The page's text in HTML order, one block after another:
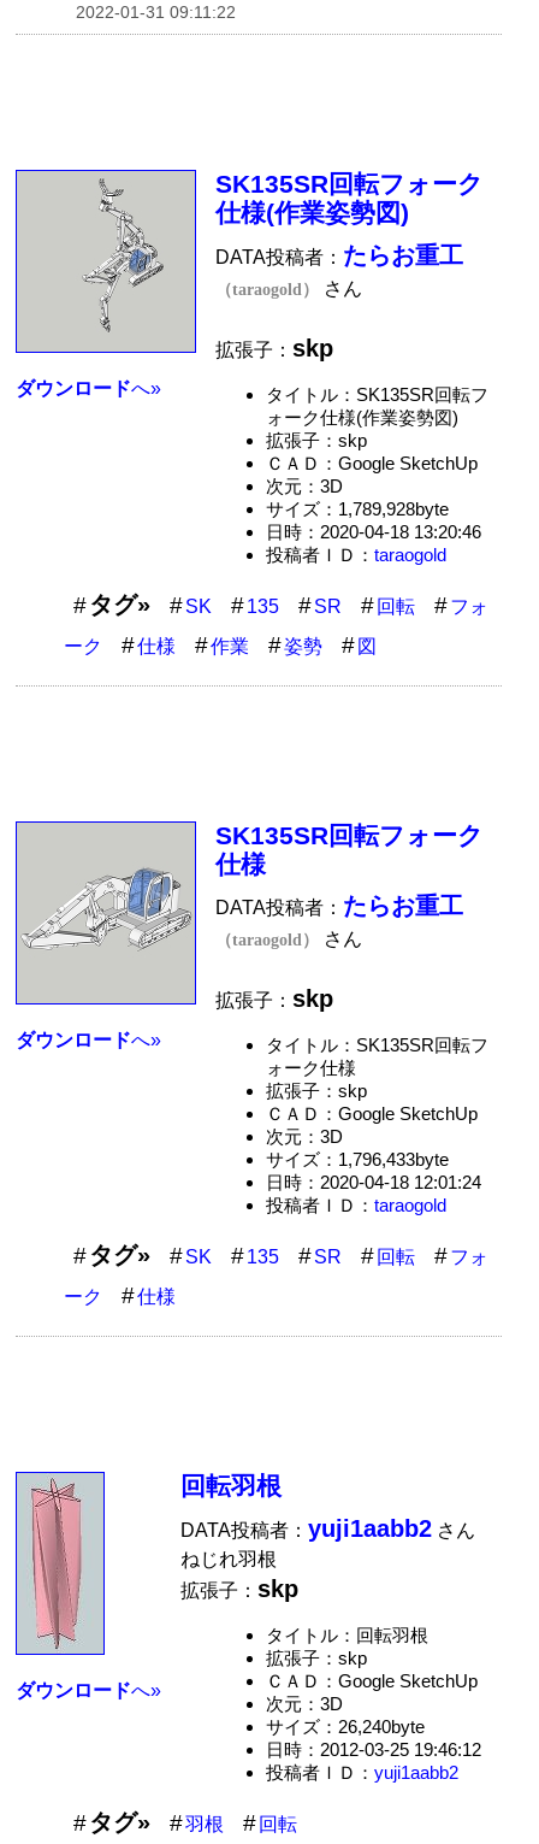
2022-01-31 09:11:22
ダウンロードへ»
SK135SR回転フォーク
仕様(作業姿勢図)
DATA投稿者： たらお重工
（taraogold） さん
拡張子：skp
タイトル：SK135SR回転フ
ォーク仕様(作業姿勢図)
拡張子：skp
ＣＡＤ：Google SketchUp
次元：3D
サイズ：1,789,928byte
日時：2020-04-18 13:20:46
投稿者ＩＤ： taraogold
タグ» SK 135 SR 回転
フォ
ーク
仕様 作業 姿勢 図
ダウンロードへ»
SK135SR回転フォーク
仕様
DATA投稿者： たらお重工
（taraogold） さん
拡張子：skp
タイトル：SK135SR回転フ
ォーク仕様
拡張子：skp
ＣＡＤ：Google SketchUp
次元：3D
サイズ：1,796,433byte
日時：2020-04-18 12:01:24
投稿者ＩＤ： taraogold
タグ» SK 135 SR 回転
フォ
ーク
仕様
ダウンロードへ»
回転羽根
DATA投稿者：yuji1aabb2 さん
ねじれ羽根
拡張子：skp
タイトル：回転羽根
拡張子：skp
ＣＡＤ：Google SketchUp
次元：3D
サイズ：26,240byte
日時：2012-03-25 19:46:12
投稿者ＩＤ： yuji1aabb2
タグ» 羽根 回転